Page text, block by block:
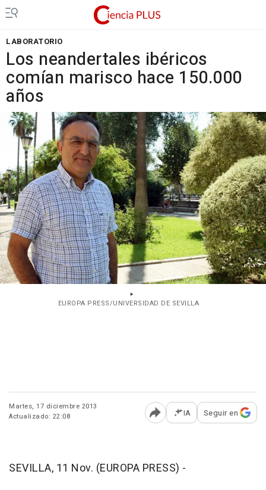
LABORATORIO
Los neandertales ibéricos
comían marisco hace 150.000
años
EUROPA PRESS/UNIVERSIDAD DE SEVILLA
Martes, 17 diciembre 2013
Actualizado: 22:08
Abrir opciones para
IA Seguir en
SEVILLA, 11 Nov. (EUROPA PRESS) -